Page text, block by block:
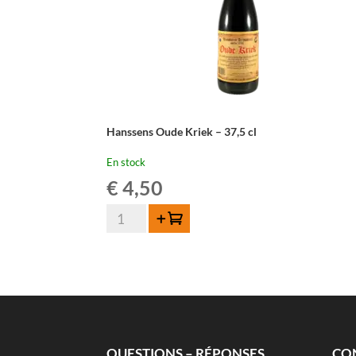
Hanssens Oude Kriek – 37,5 cl
En stock
€ 4,50
quantité
Ajouter au panier